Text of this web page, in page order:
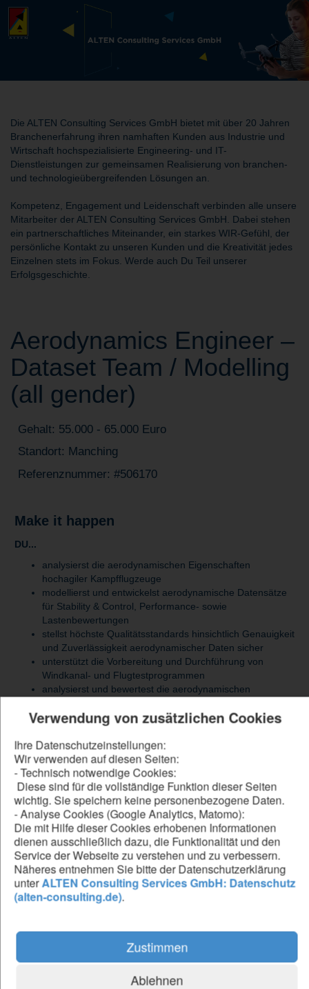
Verwendung von zusätzlichen Cookies
Ihre Datenschutzeinstellungen:
Wir verwenden auf diesen Seiten:
- Technisch notwendige Cookies:
Diese sind für die vollständige Funktion dieser Seiten
wichtig. Sie speichern keine personenbezogene Daten.
- Analyse Cookies (Google Analytics, Matomo):
Die mit Hilfe dieser Cookies erhobenen Informationen
dienen ausschließlich dazu, die Funktionalität und den
Service der Webseite zu verstehen und zu verbessern.
Näheres entnehmen Sie bitte der Datenschutzerklärung
unterALTEN Consulting Services GmbH: Datenschutz
(alten-consulting.de).
Zustimmen
Ablehnen
Die ALTEN Consulting Services GmbH bietet mit über 20 Jahren
Branchenerfahrung ihren namhaften Kunden aus Industrie und
Wirtschaft hochspezialisierte Engineering- und IT-
Dienstleistungen zur gemeinsamen Realisierung von branchen-
und technologieübergreifenden Lösungen an.
Kompetenz, Engagement und Leidenschaft verbinden alle unsere
Mitarbeiter der ALTEN Consulting Services GmbH. Dabei stehen
ein partnerschaftliches Miteinander, ein starkes WIR-Gefühl, der
persönliche Kontakt zu unseren Kunden und die Kreativität jedes
Einzelnen stets im Fokus. Werde auch Du Teil unserer
Erfolgsgeschichte.
Aerodynamics Engineer –
Dataset Team / Modelling
(all gender)
Gehalt: 55.000 - 65.000 Euro
Standort: Manching
Referenznummer: #506170
Make it happen
DU...
analysierst die aerodynamischen Eigenschaften
hochagiler Kampfflugzeuge
modellierst und entwickelst aerodynamische Datensätze
für Stability & Control, Performance- sowie
Lastenbewertungen
stellst höchste Qualitätsstandards hinsichtlich Genauigkeit
und Zuverlässigkeit aerodynamischer Daten sicher
unterstützt die Vorbereitung und Durchführung von
Windkanal- und Flugtestprogrammen
analysierst und bewertest die aerodynamischen
modellierst und entwickelst aerodynamische Datensätze
über den gesamten Flugbereich hinweg für Stability &
Control, Performance- und Lastenbewertungen
führst Flugtestdatenanalysen durch
unterstützt Windkanal- und Flugtestkampagnen aktiv bei
Planung und Durchführung
Be our forward thinker
DU...
verfügst über ein abgeschlossenes Studium der Luft- und
Raumfahrttechnik oder Maschinenbau mit Master- oder
arbeitest sicher mit Python und verfügst über Kenntnisse
relevanter Detailfunktionen